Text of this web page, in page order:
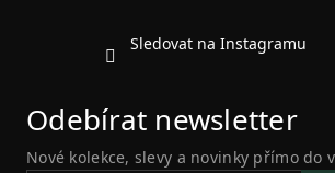
Sledovat na Instagramu
Odebírat newsletter
Nové kolekce, slevy a novinky přímo do